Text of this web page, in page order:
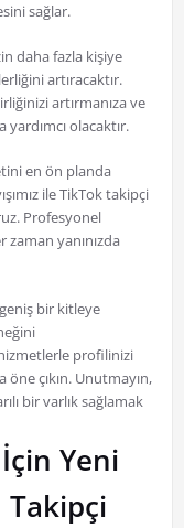
sağlar.
daha fazla kişiye
artıracaktır.
artırmanıza ve
olacaktır.
en ön planda
ile TikTok takipçi
Profesyonel
yanınızda
bir kitleye
profilinizi
çıkın. Unutmayın,
bir varlık sağlamak
Yeni
Takipçi